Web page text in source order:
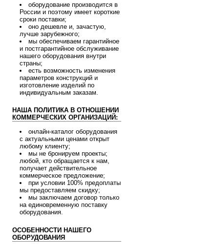
оборудование производится в
России и поэтому имеет короткие
сроки поставки;
оно дешевле и, зачастую,
лучше зарубежного;
мы обеспечиваем гарантийное
и постгарантийное обслуживание
нашего оборудования внутри
страны;
есть возможность изменения
параметров конструкций и
изготовление изделий по
индивидуальным заказам.
НАША ПОЛИТИКА В ОТНОШЕНИИ
КОММЕРЧЕСКИХ ОРГАНИЗАЦИЙ:
онлайн-каталог оборудования
с актуальными ценами открыт
любому клиенту;
мы не бронируем проекты;
любой, кто обращается к нам,
получает действительное
коммерческое предложение;
при условии 100% предоплаты
мы предоставляем скидку;
мы заключаем договор только
на единовременную поставку
оборудования.
ОСОБЕННОСТИ НАШЕГО
ОБОРУДОВАНИЯ